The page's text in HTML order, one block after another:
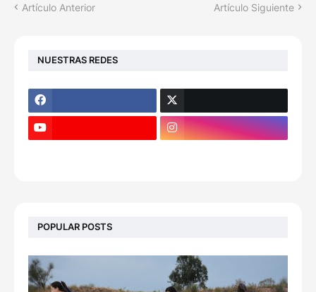
Artículo Anterior Artículo Siguiente
NUESTRAS REDES
POPULAR POSTS